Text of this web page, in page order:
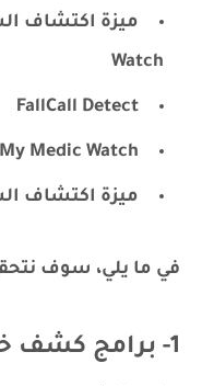
Watch
FallCall Detect
Medic Watch
ميزة اكتشاف
في ما يلي، سوف
1- برامج كشف